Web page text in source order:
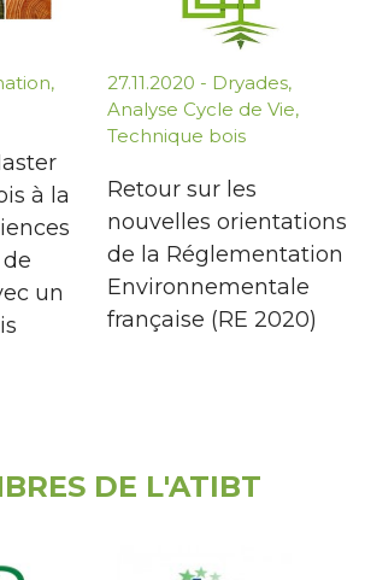
,
à la
un
27.11.2020 - Dryades,
Analyse Cycle de Vie,
Technique bois
Retour sur les
nouvelles orientations
de la Réglementation
Environnementale
française (RE 2020)
DE L'ATIBT